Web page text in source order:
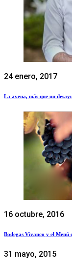
24 enero, 2017
La avena, más que un
16 octubre, 2016
Bodegas Vivanco y el Menú
31 mayo, 2015